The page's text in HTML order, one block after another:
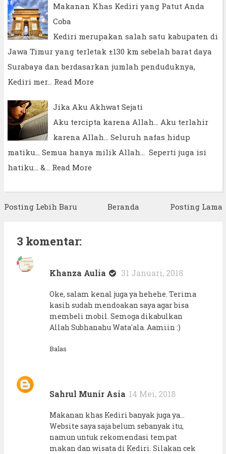
Makanan Khas Kediri yang Patut Anda
Coba
Kediri merupakan salah satu kabupaten di
Jawa Timur yang terletak ±130 km sebelah barat daya
Surabaya dan berdasarkan jumlah penduduknya,
Kediri mer… Read More
Jika Aku Akhwat Sejati
Aku tercipta karena Allah... Aku terlahir
karena Allah... Seluruh nafas hidup
matiku... Semua hanya milik Allah... Seperti juga isi
hatiku... &… Read More
Posting Lebih Baru Posting Lama
Beranda
3 komentar:
Khanza Aulia 31 Januari, 2018
Oke, salam kenal juga ya hehehe. Terima
kasih sudah mendoakan saya agar bisa
membeli mobil. Semoga dikabulkan
Allah Subhanahu Wata'ala. Aamiin :)
Balas
Sahrul Munir Asia 14 Mei, 2018
Makanan khas Kediri banyak juga ya...
Website saya saja belum sebanyak itu,
namun untuk rekomendasi tempat
makan dan wisata di Kediri. Silakan cek